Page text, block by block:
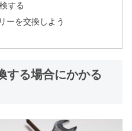
する
ーを交換しよう
する場合にかかる